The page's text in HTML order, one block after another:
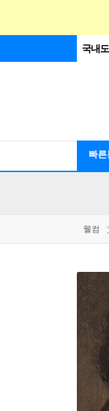
국내
빠른
웰컴